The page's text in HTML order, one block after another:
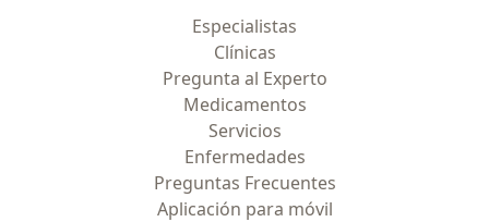
Especialistas
Clínicas
Pregunta al Experto
Medicamentos
Servicios
Enfermedades
Preguntas Frecuentes
Aplicación para móvil